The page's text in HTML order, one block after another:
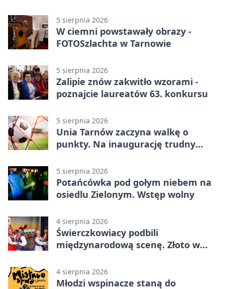
5 sierpnia 2026
W ciemni powstawały obrazy -
FOTOSzlachta w Tarnowie
5 sierpnia 2026
Zalipie znów zakwitło wzorami -
poznajcie laureatów 63. konkursu
5 sierpnia 2026
Unia Tarnów zaczyna walkę o
punkty. Na inaugurację trudny
5 sierpnia 2026
Potańcówka pod gołym niebem na
osiedlu Zielonym. Wstęp wolny
4 sierpnia 2026
Świerczkowiacy podbili
międzynarodową scenę. Złoto w
4 sierpnia 2026
Młodzi wspinacze staną do